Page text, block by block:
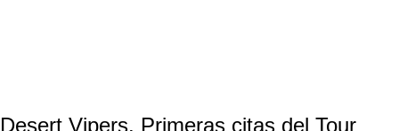
Desert Vipers. Primeras citas del Tour